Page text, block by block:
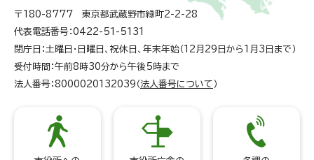
〒180-8777 東京都武蔵野市緑町2-2-28
代表電話番号：0422-51-5131
閉庁日：土曜日・日曜日、祝休日、年末年始（12月29日から1月3日まで）
受付時間：午前8時30分から午後5時まで
法人番号：8000020132039（ 法人番号について ）